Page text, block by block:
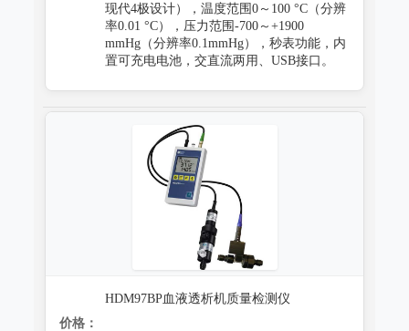
现代4极设计），温度范围0～100 °C（分辨
率0.01 °C），压力范围-700～+1900
mmHg（分辨率0.1mmHg），秒表功能，内
置可充电电池，交直流两用、USB接口。
HDM97BP血液透析机质量检测仪
价格：